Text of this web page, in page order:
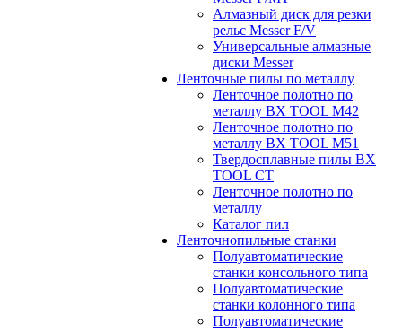
Алмазный диск для резки
рельс Messer F/V
Универсальные алмазные
диски Messer
Ленточные пилы по металлу
Ленточное полотно по
металлу BX TOOL M42
Ленточное полотно по
металлу BX TOOL M51
Твердосплавные пилы BX
TOOL CT
Ленточное полотно по
металлу
Каталог пил
Ленточнопильные станки
Полуавтоматические
станки консольного типа
Полуавтоматические
станки колонного типа
Полуавтоматические